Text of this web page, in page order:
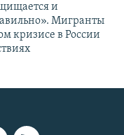
и
Мигранты
кризисе в России